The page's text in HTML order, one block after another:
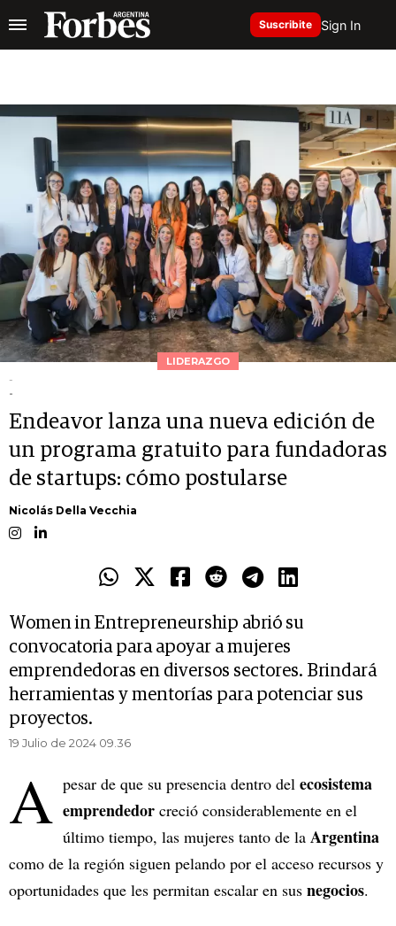
Suscribite Sign In
LIDERAZGO
-
-
Endeavor lanza una nueva edición de
un programa gratuito para fundadoras
de startups: cómo postularse
Nicolás Della Vecchia
Women in Entrepreneurship abrió su
convocatoria para apoyar a mujeres
emprendedoras en diversos sectores. Brindará
herramientas y mentorías para potenciar sus
proyectos.
19 Julio de 2024 09.36
A pesar de que su presencia dentro del ecosistema
emprendedor creció considerablemente en el
último tiempo, las mujeres tanto de la Argentina
como de la región siguen pelando por el acceso recursos y
oportunidades que les permitan escalar en sus negocios.